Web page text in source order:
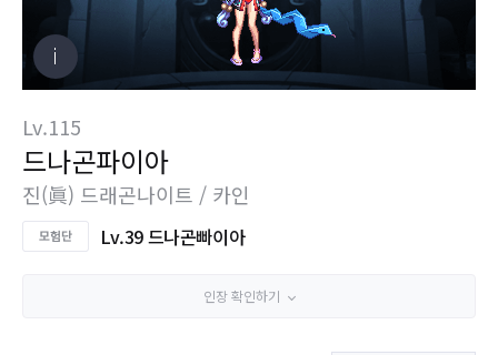
Lv.115
드나곤파이아
진(眞) 드래곤나이트 / 카인
Lv.39 드나곤빠이아
인장 확인하기